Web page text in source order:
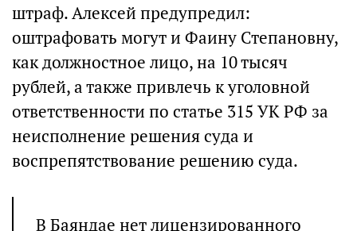
штраф. Алексей предупредил:
оштрафовать могут и Фаину Степановну,
как должностное лицо, на 10 тысяч
рублей, а также привлечь к уголовной
ответственности по статье 315 УК РФ за
неисполнение решения суда и
воспрепятствование решению суда.
В Баяндае нет лицензированного